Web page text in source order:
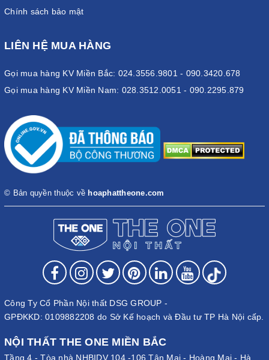
Chính sách bảo mật
LIÊN HỆ MUA HÀNG
Gọi mua hàng KV Miền Bắc: 024.3556.9801 - 090.3420.678
Gọi mua hàng KV Miền Nam: 028.3512.0051 - 090.2295.879
© Bản quyền thuộc về hoaphattheone.com
Công Ty Cổ Phần Nội thất DSG GROUP -
GPĐKKD: 0109882208 do Sở Kế hoạch và Đầu tư TP Hà Nội cấp.
NỘI THẤT THE ONE MIỀN BẮC
Tầng 4 - Tòa nhà NHBIDV 104 -106 Tân Mai - Hoàng Mai - Hà